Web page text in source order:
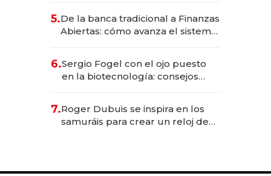
5.De la banca tradicional a Finanzas
Abiertas: cómo avanza el sistema
6.Sergio Fogel con el ojo puesto
en la biotecnología: consejos
rol de la IA
7.Roger Dubuis se inspira en los
samuráis para crear un reloj de